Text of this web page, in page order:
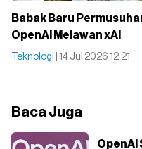
Babak Baru
OpenAI Melawan xAI
Teknologi | 14 Jul 2026 12:21
Baca Juga
OpenAI